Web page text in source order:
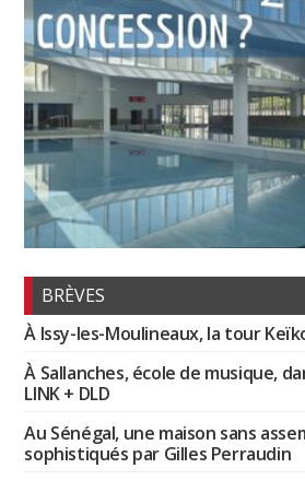
BRÈVES
À Issy-les-Moulineaux, la tour
À Sallanches, école de musique,
LINK + DLD
Au Sénégal, une maison sans
sophistiqués par Gilles Perraudin